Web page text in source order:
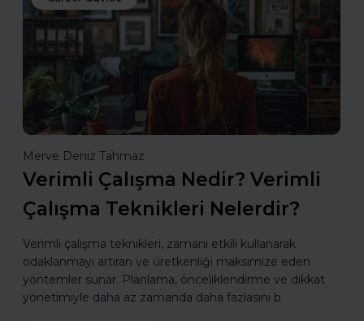
Merve Deniz Tahmaz
Verimli Çalışma Nedir? Verimli
Çalışma Teknikleri Nelerdir?
Verimli çalışma teknikleri, zamanı etkili kullanarak
odaklanmayı artıran ve üretkenliği maksimize eden
yöntemler sunar. Planlama, önceliklendirme ve dikkat
yönetimiyle daha az zamanda daha fazlasını b